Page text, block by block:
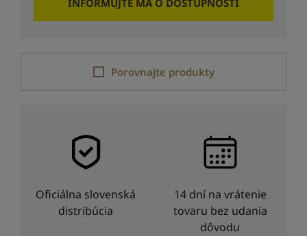
INFORMUJTE MA O DOSTUPNOSTI
Porovnajte produkty
Oficiálna slovenská
distribúcia
14 dní na vrátenie
tovaru bez udania
dôvodu